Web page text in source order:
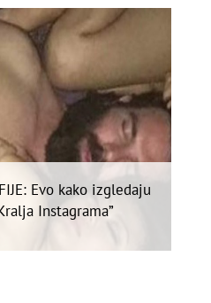
Evo kako izgledaju
Instagrama”